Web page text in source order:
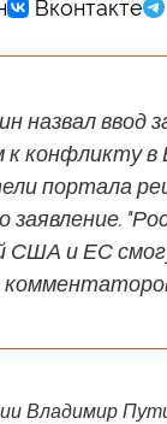
назвал ввод
к конфликту
портала
заявление.
США и ЕС
Владимир